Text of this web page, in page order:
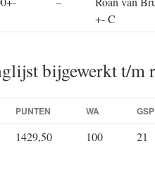
+- C
bijgewerkt t/m
PUNTEN WA GSP
1429,50 100 21